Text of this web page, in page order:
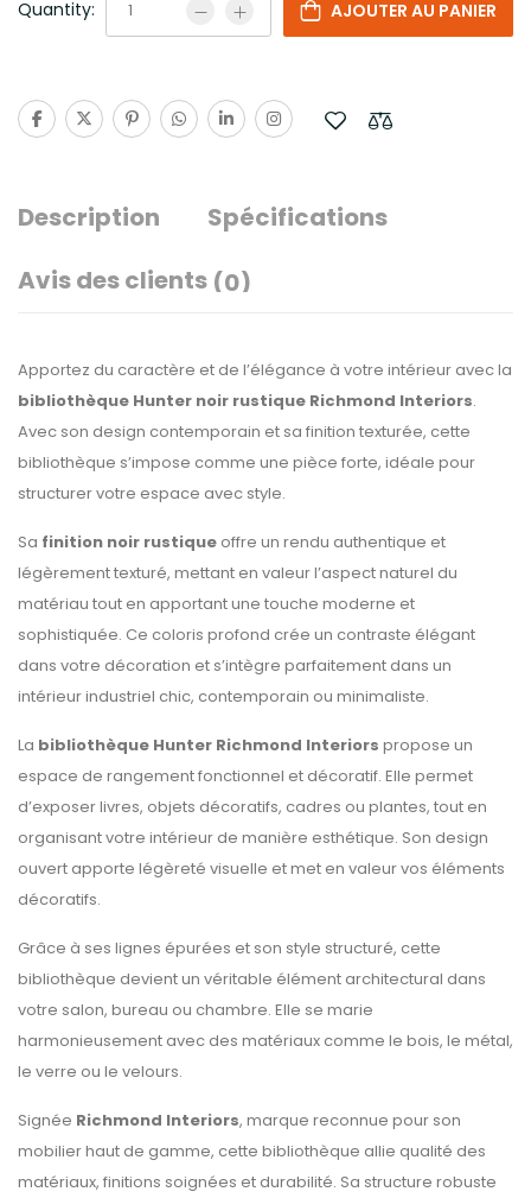
Quantity: AJOUTER AU PANIER
Description
Spécifications
Avis des clients (0)
Apportez du caractère et de l’élégance à votre intérieur avec la
bibliothèque Hunter noir rustique Richmond Interiors.
Avec son design contemporain et sa finition texturée, cette
bibliothèque s’impose comme une pièce forte, idéale pour
structurer votre espace avec style.
Sa finition noir rustique offre un rendu authentique et
légèrement texturé, mettant en valeur l’aspect naturel du
matériau tout en apportant une touche moderne et
sophistiquée. Ce coloris profond crée un contraste élégant
dans votre décoration et s’intègre parfaitement dans un
intérieur industriel chic, contemporain ou minimaliste.
La bibliothèque Hunter Richmond Interiors propose un
espace de rangement fonctionnel et décoratif. Elle permet
d’exposer livres, objets décoratifs, cadres ou plantes, tout en
organisant votre intérieur de manière esthétique. Son design
ouvert apporte légèreté visuelle et met en valeur vos éléments
décoratifs.
Grâce à ses lignes épurées et son style structuré, cette
bibliothèque devient un véritable élément architectural dans
votre salon, bureau ou chambre. Elle se marie
harmonieusement avec des matériaux comme le bois, le métal,
le verre ou le velours.
Signée Richmond Interiors, marque reconnue pour son
mobilier haut de gamme, cette bibliothèque allie qualité des
matériaux, finitions soignées et durabilité. Sa structure robuste